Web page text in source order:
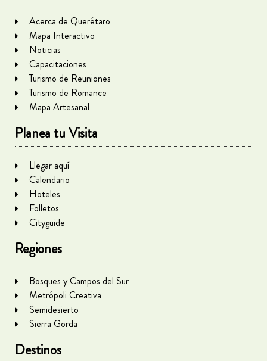
Acerca de Querétaro
Mapa Interactivo
Noticias
Capacitaciones
Turismo de Reuniones
Turismo de Romance
Mapa Artesanal
Planea tu Visita
Llegar aquí
Calendario
Hoteles
Folletos
Cityguide
Regiones
Bosques y Campos del Sur
Metrópoli Creativa
Semidesierto
Sierra Gorda
Destinos